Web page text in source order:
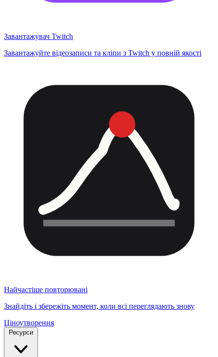
Завантажувач Twitch
Завантажуйте відеозаписи та кліпи з Twitch у повній якості
Найчастіше повторювані
Знайдіть і збережіть момент, коли всі переглядають знову
Ціноутворення
Ресурси